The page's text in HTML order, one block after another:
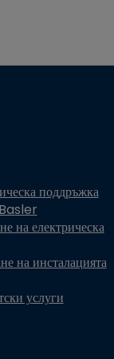
поддръжка
на електрическа
на инсталацията
услуги